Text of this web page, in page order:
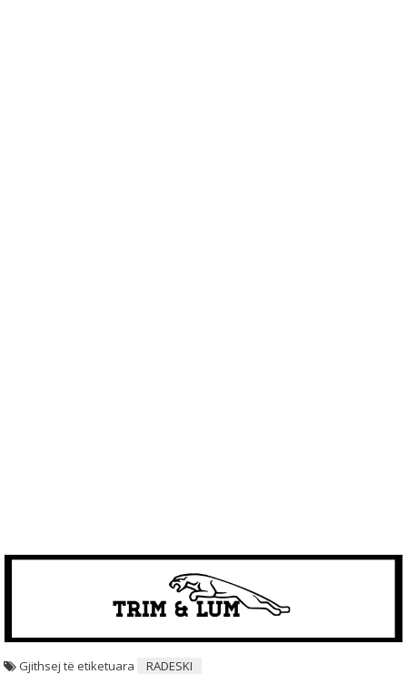
Gjithsej të etiketuara RADESKI